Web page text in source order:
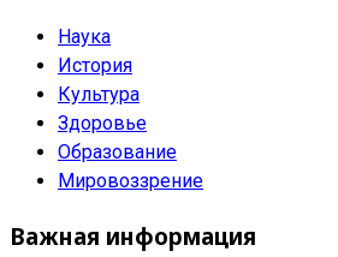
Наука
История
Культура
Здоровье
Образование
Мировоззрение
Важная информация